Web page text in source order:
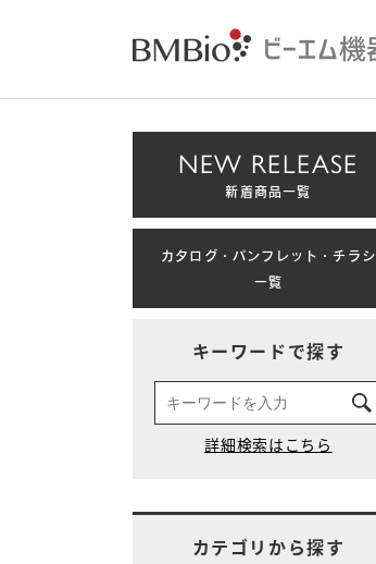
NEW RELEASE
新着商品一覧
カタログ・パンフレット・チラシ
一覧
キーワードで探す
カテゴリから探す